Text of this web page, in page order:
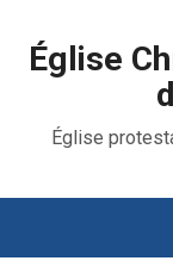
Église
Église